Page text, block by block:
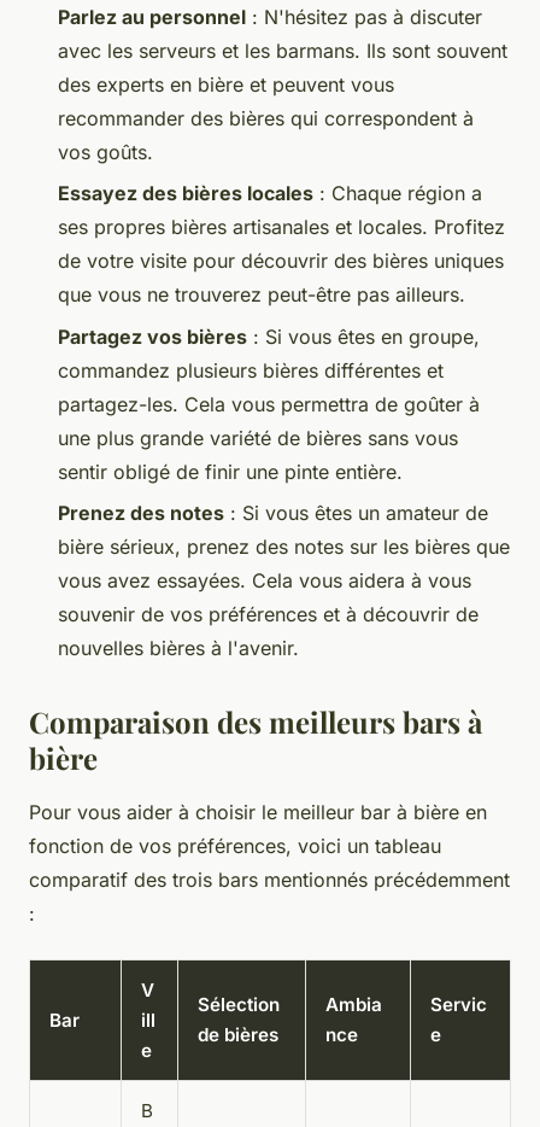
Parlez au personnel : N'hésitez pas à discuter
avec les serveurs et les barmans. Ils sont souvent
des experts en bière et peuvent vous
recommander des bières qui correspondent à
vos goûts.
Essayez des bières locales : Chaque région a
ses propres bières artisanales et locales. Profitez
de votre visite pour découvrir des bières uniques
que vous ne trouverez peut-être pas ailleurs.
Partagez vos bières : Si vous êtes en groupe,
commandez plusieurs bières différentes et
partagez-les. Cela vous permettra de goûter à
une plus grande variété de bières sans vous
sentir obligé de finir une pinte entière.
Prenez des notes : Si vous êtes un amateur de
bière sérieux, prenez des notes sur les bières que
vous avez essayées. Cela vous aidera à vous
souvenir de vos préférences et à découvrir de
nouvelles bières à l'avenir.
Comparaison des meilleurs bars à
bière
Pour vous aider à choisir le meilleur bar à bière en
fonction de vos préférences, voici un tableau
comparatif des trois bars mentionnés précédemment
:
Bar
V
ill
e
Sélection
de bières
Ambia
nce
Servic
e
B